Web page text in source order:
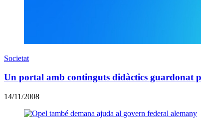
Societat
Un portal amb continguts didàctics guardonat
14/11/2008